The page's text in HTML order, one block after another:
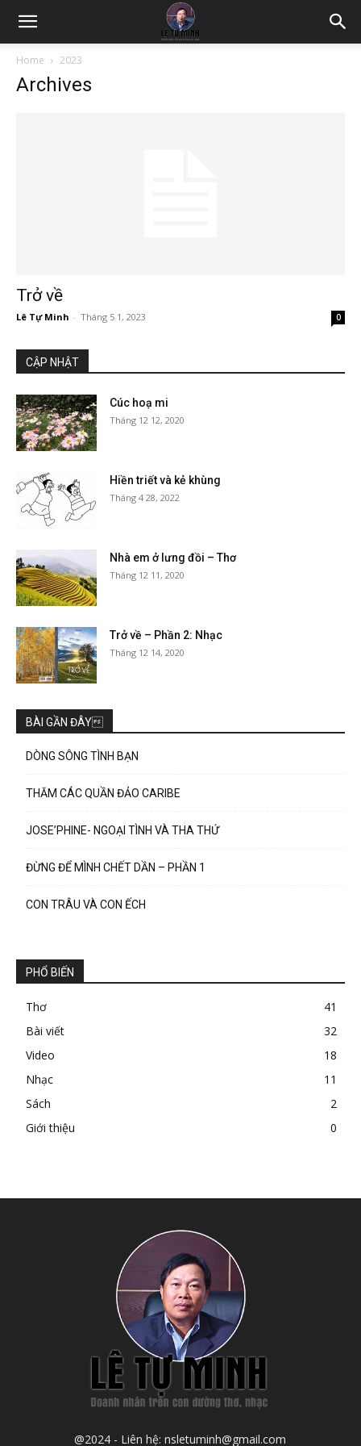
Home 2023
Archives
Trở về
Lê Tự Minh - Tháng 5 1, 2023 0
CẬP NHẬT
Cúc hoạ mi
Tháng 12 12, 2020
Hiền triết và kẻ khùng
Tháng 4 28, 2022
Nhà em ở lưng đồi – Thơ
Tháng 12 11, 2020
Trở về – Phần 2: Nhạc
Tháng 12 14, 2020
BÀI GẦN ĐÂY
DÒNG SÔNG TÌNH BẠN
THĂM CÁC QUẦN ĐẢO CARIBE
JOSE’PHINE- NGOẠI TÌNH VÀ THA THỨ
ĐỪNG ĐỂ MÌNH CHẾT DẦN – PHẦN 1
CON TRÂU VÀ CON ẾCH
PHỔ BIẾN
Thơ
41
Bài viết
32
Video
18
Nhạc
11
Sách
2
Giới thiệu
0
@2024 - Liên hệ: nsletuminh@gmail.com